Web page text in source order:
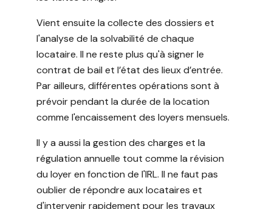
Vient ensuite la collecte des dossiers et
l'analyse de la solvabilité de chaque
locataire. Il ne reste plus qu'à signer le
contrat de bail et l’état des lieux d’entrée.
Par ailleurs, différentes opérations sont à
prévoir pendant la durée de la location
comme l'encaissement des loyers mensuels.
Il y a aussi la gestion des charges et la
régulation annuelle tout comme la révision
du loyer en fonction de l'IRL. Il ne faut pas
oublier de répondre aux locataires et
d'intervenir rapidement pour les travaux